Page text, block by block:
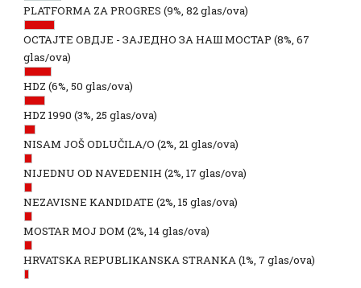
PLATFORMA ZA PROGRES (9%, 82 glas/ova)
ОСТАЈТЕ ОВДЈЕ - ЗАЈЕДНО ЗА НАШ МОСТАР (8%, 67
glas/ova)
HDZ (6%, 50 glas/ova)
HDZ 1990 (3%, 25 glas/ova)
NISAM JOŠ ODLUČILA/O (2%, 21 glas/ova)
NIJEDNU OD NAVEDENIH (2%, 17 glas/ova)
NEZAVISNE KANDIDATE (2%, 15 glas/ova)
MOSTAR MOJ DOM (2%, 14 glas/ova)
HRVATSKA REPUBLIKANSKA STRANKA(1%, 7 glas/ova)